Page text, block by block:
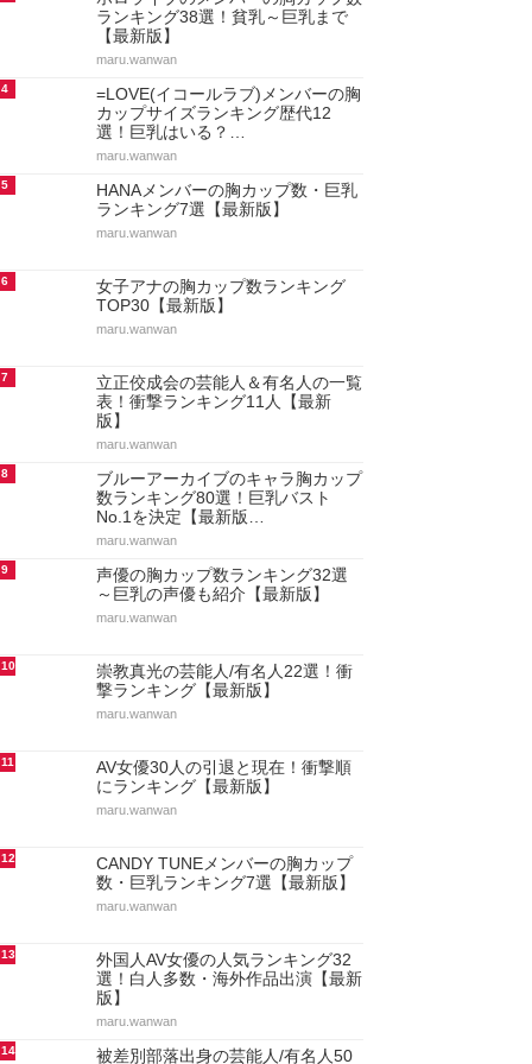
ランキング38選！貧乳～巨乳まで
【最新版】
maru.wanwan
4
=LOVE(イコールラブ)メンバーの胸
カップサイズランキング歴代12
選！巨乳はいる？…
maru.wanwan
5
HANAメンバーの胸カップ数・巨乳
ランキング7選【最新版】
maru.wanwan
6
女子アナの胸カップ数ランキング
TOP30【最新版】
maru.wanwan
7
立正佼成会の芸能人＆有名人の一覧
表！衝撃ランキング11人【最新
版】
maru.wanwan
8
ブルーアーカイブのキャラ胸カップ
数ランキング80選！巨乳バスト
No.1を決定【最新版…
maru.wanwan
9
声優の胸カップ数ランキング32選
～巨乳の声優も紹介【最新版】
maru.wanwan
10
崇教真光の芸能人/有名人22選！衝
撃ランキング【最新版】
maru.wanwan
11
AV女優30人の引退と現在！衝撃順
にランキング【最新版】
maru.wanwan
12
CANDY TUNEメンバーの胸カップ
数・巨乳ランキング7選【最新版】
maru.wanwan
13
外国人AV女優の人気ランキング32
選！白人多数・海外作品出演【最新
版】
maru.wanwan
14 被差別部落出身の芸能人/有名人50